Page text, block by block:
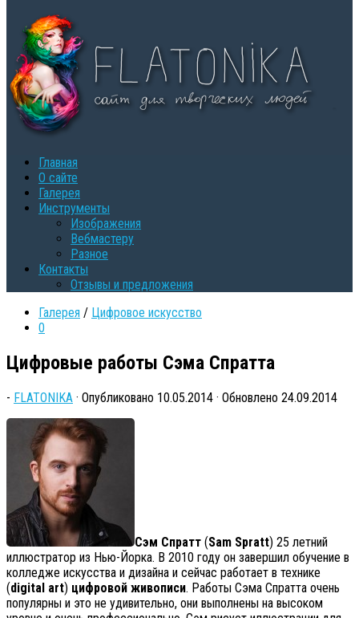
Главная
О сайте
Галерея
Инструменты
Изображения
Вебмастеру
Разное
Контакты
Oтзывы и предложения
Галерея / Цифровое искусство
0
Цифровые работы Сэма Спратта
- FLATONIKA · Опубликовано 10.05.2014 · Обновлено 24.09.2014
Сэм Спратт (Sam Spratt) 25 летний
иллюстратор из Нью-Йорка. В 2010 году он завершил обучение в
колледже искусства и дизайна и сейчас работает в технике
(digital art) цифровой живописи. Работы Сэма Спратта очень
популярны и это не удивительно, они выполнены на высоком